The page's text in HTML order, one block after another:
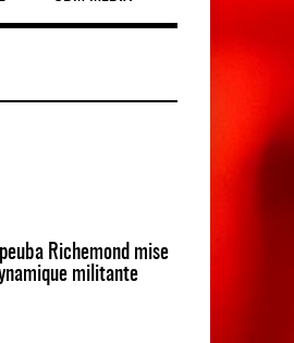
Richemond mise
militante